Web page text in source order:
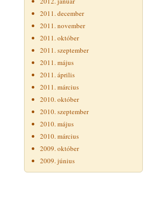
2011. december
2011. november
2011. október
2011. szeptember
2011. május
2011. április
2011. március
2010. október
2010. szeptember
2010. május
2010. március
2009. október
2009. június